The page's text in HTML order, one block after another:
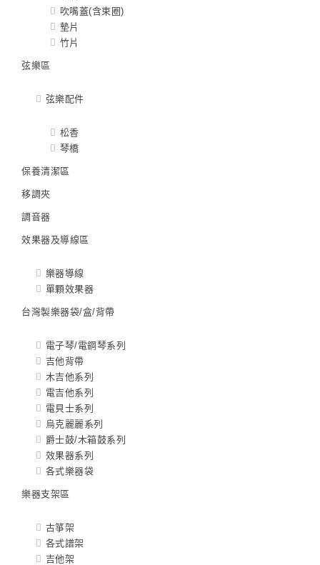
吹嘴蓋(含束圈)
墊片
竹片
弦樂區
弦樂配件
松香
琴橋
保養清潔區
移調夾
調音器
效果器及導線區
樂器導線
單顆效果器
台灣製樂器袋/盒/背帶
電子琴/電鋼琴系列
吉他背帶
木吉他系列
電吉他系列
電貝士系列
烏克麗麗系列
爵士鼓/木箱鼓系列
效果器系列
各式樂器袋
樂器支架區
古箏架
各式譜架
吉他架